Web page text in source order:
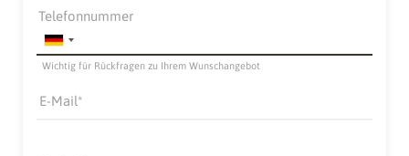
Wichtig für Rückfragen zu Ihrem Wunschangebot
Telefonnummer
E-Mail